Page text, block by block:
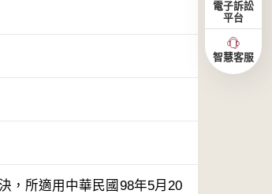
，所適用中華民國98年5月20
電子訴訟
平台
智慧客服